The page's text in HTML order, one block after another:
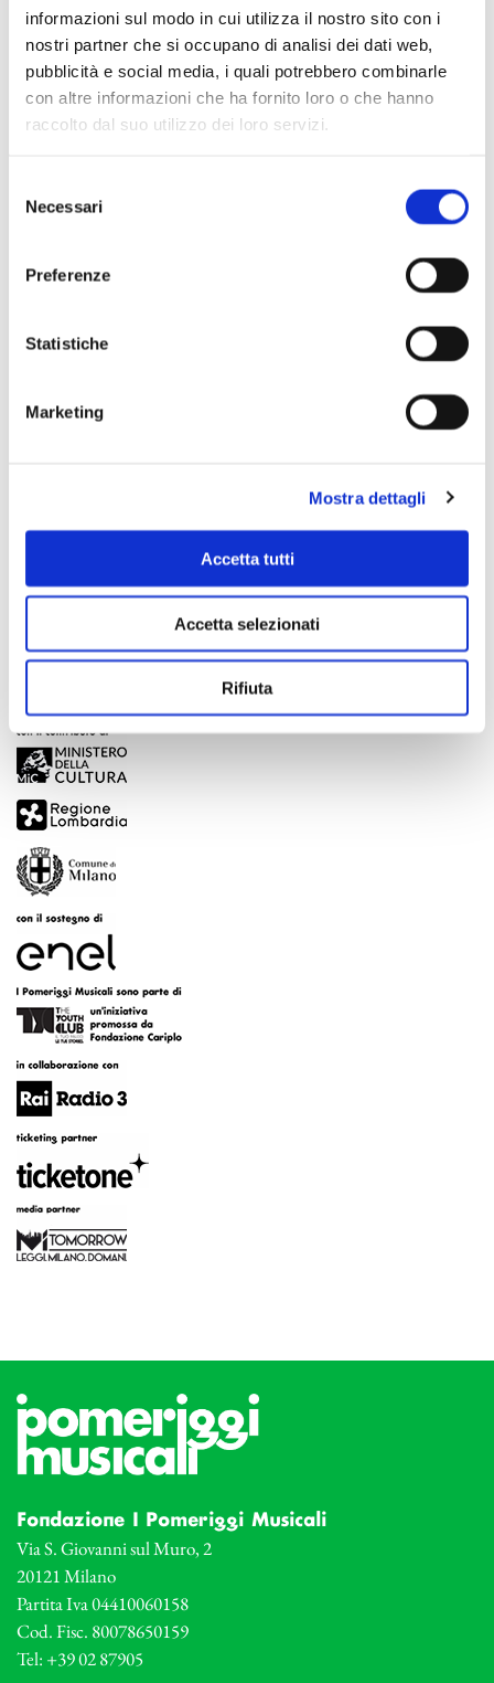
informazioni sul modo in cui utilizza il nostro sito con i
nostri partner che si occupano di analisi dei dati web,
pubblicità e social media, i quali potrebbero combinarle
con altre informazioni che ha fornito loro o che hanno
raccolto dal suo utilizzo dei loro servizi.
delNecessari
Preferenze
Statistiche
Marketing
Mostra dettagli
Accetta tutti
Accetta selezionati
Rifiuta
Scopri di più
Scopri di più
Fondazione I Pomeriggi Musicali
Via S. Giovanni sul Muro, 2
20121 Milano
Partita Iva 04410060158
Cod. Fisc. 80078650159
Tel: +39 02 87905